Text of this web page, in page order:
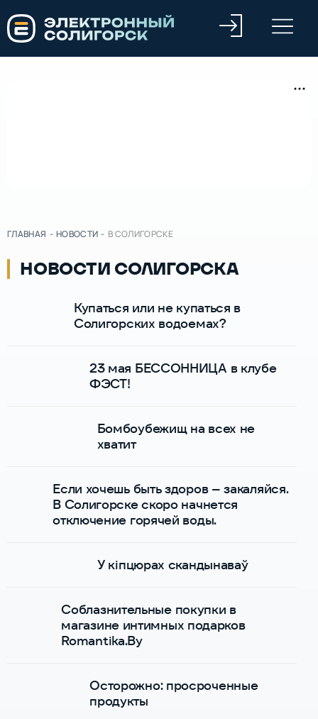
ГЛАВНАЯ - НОВОСТИ - В СОЛИГОРСКЕ
НОВОСТИ СОЛИГОРСКА
Купаться или не купаться в
Солигорских водоемах?
23 мая БЕССОННИЦА в клубе
ФЭСТ!
Бомбоубежищ на всех не
хватит
Если хочешь быть здоров – закаляйся.
В Солигорске скоро начнется
отключение горячей воды.
У кіпцюрах скандынаваў
Соблазнительные покупки в
магазине интимных подарков
Romantika.By
Осторожно: просроченные
продукты